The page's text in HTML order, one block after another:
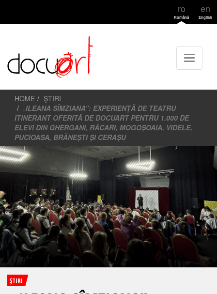
ro
Română
en
English
HOME
ŞTIRI
„ILEANA SÎMZIANA”: EXPERIENȚĂ DE TEATRU
ITINERANT OFERITĂ DE DOCUART PENTRU 1.000 DE
ELEVI DIN GHERGANI, RĂCARI, MOGOȘOAIA, VIDELE,
PUCIOASA, BRĂNEȘTI ȘI CERAȘU
ŞTIRI